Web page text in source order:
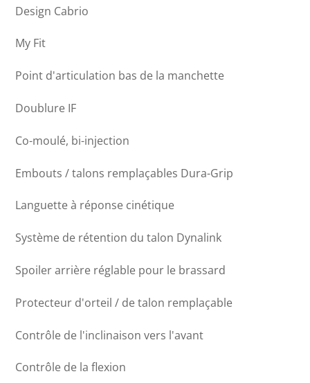
Design Cabrio
My Fit
Point d'articulation bas de la manchette
Doublure IF
Co-moulé, bi-injection
Embouts / talons remplaçables Dura-Grip
Languette à réponse cinétique
Système de rétention du talon Dynalink
Spoiler arrière réglable pour le brassard
Protecteur d'orteil / de talon remplaçable
Contrôle de l'inclinaison vers l'avant
Contrôle de la flexion